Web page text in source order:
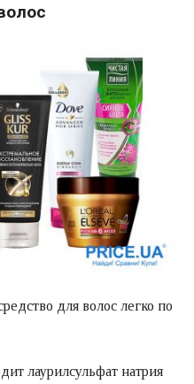
для волос легко по
лаурилсульфат натрия